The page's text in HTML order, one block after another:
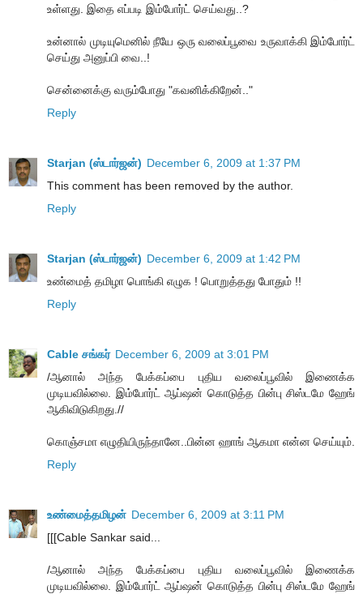
உள்ளது. இதை எப்படி இம்போர்ட் செய்வது..?
உன்னால் முடியுமெனில் நீயே ஒரு வலைப்பூவை உருவாக்கி இம்போர்ட்
செய்து அனுப்பி வை..!
சென்னைக்கு வரும்போது "கவனிக்கிறேன்.."
Reply
Starjan (ஸ்டார்ஜன்) December 6, 2009 at 1:37 PM
This comment has been removed by the author.
Reply
Starjan (ஸ்டார்ஜன்) December 6, 2009 at 1:42 PM
உண்மைத் தமிழா பொங்கி எழுக‌ ! பொறுத்தது போதும் !!
Reply
Cable சங்கர் December 6, 2009 at 3:01 PM
/ஆனால் அந்த பேக்கப்பை புதிய வலைப்பூவில் இணைக்க
முடியவில்லை. இம்போர்ட் ஆப்ஷன் கொடுத்த பின்பு சிஸ்டமே ஹேங்
ஆகிவிடுகிறது.//
கொஞ்சமா எழுதியிருந்தானே..பின்ன ஹாங் ஆகமா என்ன செய்யும்.
Reply
உண்மைத்தமிழன் December 6, 2009 at 3:11 PM
[[[Cable Sankar said...
/ஆனால் அந்த பேக்கப்பை புதிய வலைப்பூவில் இணைக்க
முடியவில்லை. இம்போர்ட் ஆப்ஷன் கொடுத்த பின்பு சிஸ்டமே ஹேங்